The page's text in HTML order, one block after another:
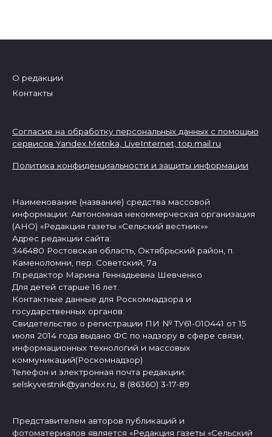
О редакции
Контакты
Согласие на обработку персональных данных с помощью
сервисов Yandex.Metrika, LiveInternet,top.mail.ru
Политика конфиденциальности и защиты информации
Наименование (название) средства массовой
информации: Автономная некоммерческая организация
(АНО) «Редакция газеты «Сельский вестник»»
Адрес редакции сайта:
346480 Ростовская область, Октябрьский район, п.
Каменоломни, пер. Советский, 7а
Гл.редактор Марина Геннадьевна Шевченко
Для детей старше 16 лет.
Контактные данные для Роскомнадзора и
государственных органов:
Свидетельство о регистрации ПИ № ТУ61-010441 от 15
июля 2014 года выдано ФС по надзору в сфере связи,
информационных технологий и массовых
коммуникаций(Роскомнадзор)
Телефон и электронная почта редакции:
selskyvestnik@yandex.ru, 8 (86360) 3-17-89
Представителем авторов публикаций и
фотоматериалов является «Редакция газеты «Сельский